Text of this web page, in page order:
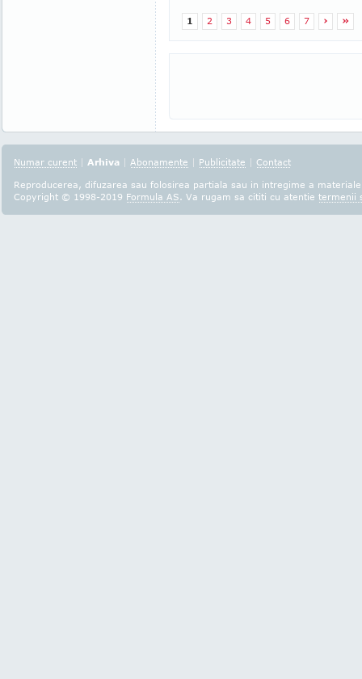
1 2 3 4 5 6 7 › »
Numar curent | Arhiva | Abonamente | Publicitate | Contact
Reproducerea, difuzarea sau folosirea partiala sau in intregime a
Copyright © 1998-2019 Formula AS. Va rugam sa cititi cu atentie termenii